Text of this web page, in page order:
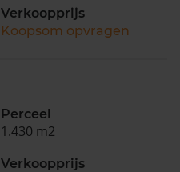
Verkoopprijs
Koopsom opvragen
Perceel
1.430 m2
Verkoopprijs